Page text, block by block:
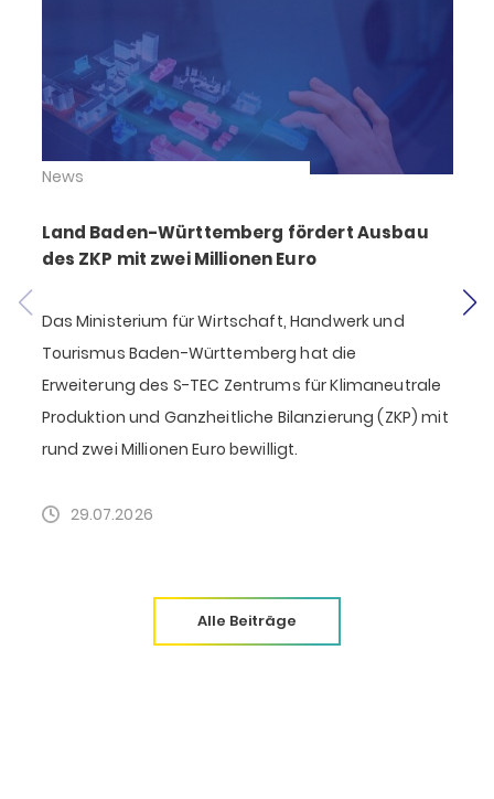
News
Land Baden-Württemberg fördert Ausbau
des ZKP mit zwei Millionen Euro
Das Ministerium für Wirtschaft, Handwerk und
Tourismus Baden-Württemberg hat die
Erweiterung des S-TEC Zentrums für Klimaneutrale
Produktion und Ganzheitliche Bilanzierung (ZKP) mit
rund zwei Millionen Euro bewilligt.
29.07.2026
Alle Beiträge